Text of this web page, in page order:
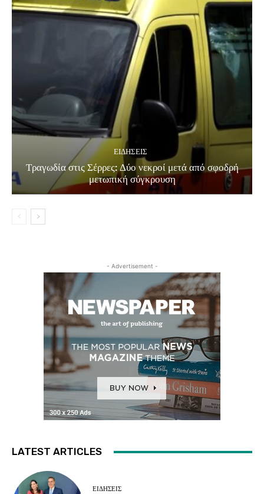
ΕΙΔΗΣΕΙΣ
Τραγωδία στις Σέρρες: Δύο νεκροί μετά από σφοδρή
μετωπική σύγκρουση
- Advertisement -
LATEST ARTICLES
ΕΙΔΗΣΕΙΣ